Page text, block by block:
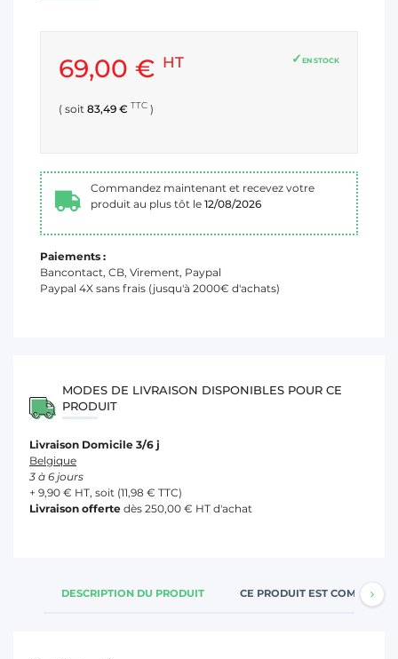
EN STOCK
69,00 € HT
( soit 83,49 € TTC )
Commandez maintenant et recevez votre
produit au plus tôt le 12/08/2026
Paiements :
Bancontact, CB, Virement, Paypal
Paypal 4X sans frais (jusqu'à 2000€ d'achats)
MODES DE LIVRAISON DISPONIBLES POUR CE
PRODUIT
Livraison Domicile 3/6 j
Belgique
3 à 6 jours
+ 9,90 € HT, soit (11,98 € TTC)
Livraison offerte dès 250,00 € HT d'achat
DESCRIPTION DU PRODUIT CE PRODUIT EST